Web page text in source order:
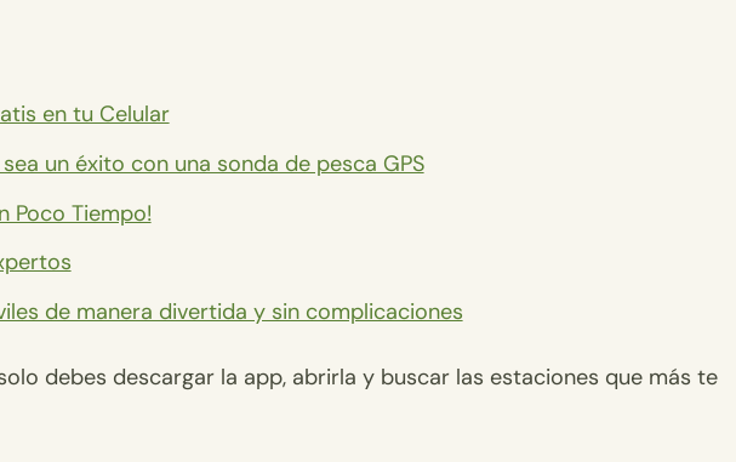
en tu Celular
un éxito con una sonda de pesca GPS
Poco Tiempo!
de manera divertida y sin complicaciones
debes descargar la app, abrirla y buscar las estaciones que más te